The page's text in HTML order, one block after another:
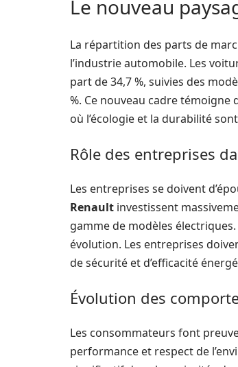
Le nouveau
La répartition des parts de
l’industrie automobile. Les
part de 34,7 %, suivies des
%. Ce nouveau cadre
où l’écologie et la durabilité
Rôle des entreprises
Les entreprises se doivent
Renault investissent
gamme de modèles
évolution. Les entreprises
de sécurité et d’efficacité
Évolution des
Les consommateurs font
performance et respect de